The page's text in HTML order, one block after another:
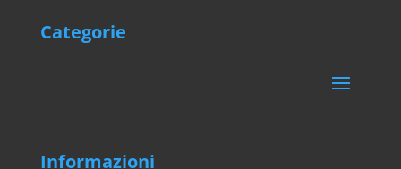
Categorie
Informazioni